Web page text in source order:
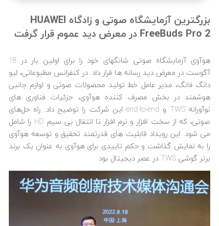
بزرگترین آزمایشگاه صوتی و زادگاه HUAWEI
FreeBuds Pro 2 در معرض دید عموم قرار گرفت
هوآوی آزمایشگاه صوتی شانگهای خود را برای اولین بار در 18
آگوست در معرض دید رسانه ها قرار داد. در کنفرانس مطبوعاتی، لیو
دانگ فانگ، مدیر عامل خط تولید محصولات صوتی و لوازم جانبی
هوشمند در بخش مصرف کننده هوآوی، جزئیات فناوری های
نوآورانه TWS و end-to-end این شرکت را توضیح داد. راه حل‌های
صوتی، که از سخت افزار و نرم افزار تا انتقال بی سیم HD را شامل
می شود. این رویداد قابلیت های قدرتمند تحقیق و توسعه هوآوی
را به نمایش گذاشت و حکم تاییدی برای هوآوی به عنوان یک برند
برتر گوشی TWS در عصر دیجیتال بود.